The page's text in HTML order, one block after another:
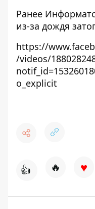
Ранее
из-за дождя
https://
/videos/
o_explicit
👍 🔥 ♥